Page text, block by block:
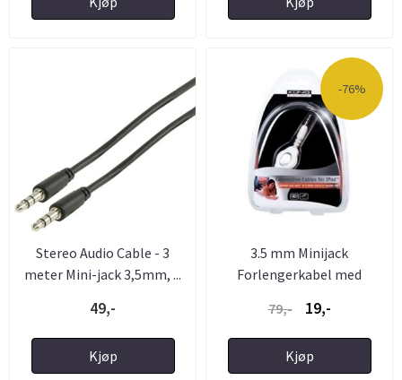
Stereo Audio Cable - 3
meter Mini-jack 3,5mm, ...
49,-
Kjøp
-76%
3.5 mm Minijack
Forlengerkabel med
79,- 19,-
Kjøp